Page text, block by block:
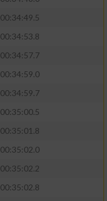
00:34:49.5
00:34:53.8
00:34:57.7
00:34:59.0
00:34:59.7
00:35:00.5
00:35:01.8
00:35:02.0
00:35:02.2
00:35:02.8